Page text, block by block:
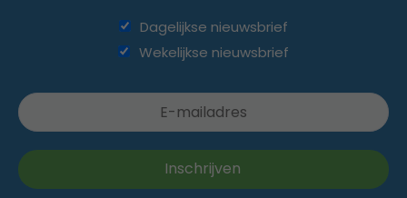
Dagelijkse nieuwsbrief
Wekelijkse nieuwsbrief